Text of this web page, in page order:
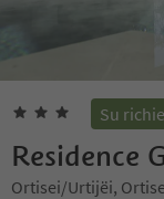
Su
Residence
Ortisei/Urtijëi,